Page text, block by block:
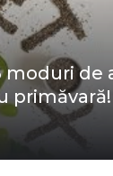
moduri de
primăvară!